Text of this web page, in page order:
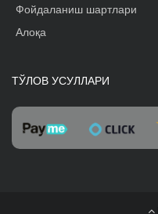
Фойдаланиш шартлари
Алоқа
ТЎЛОВ УСУЛЛАРИ